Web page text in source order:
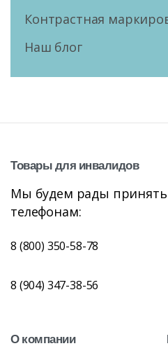
Контрастная
Наш блог
Товарыдля инвалидов
Мы будем рады
телефонам:
8 (800) 350-58-78
8 (904) 347-38-56
Окомпании